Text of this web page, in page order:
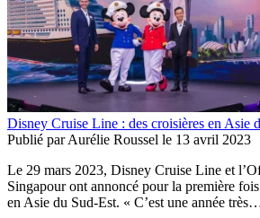
Disney Cruise Line : des croisières en Asie
Publié parAurélie Roussel le 13 avril 2023
Le 29 mars 2023, Disney Cruise Line et
Singapour ont annoncé pour la première
en Asie du Sud-Est. « C’est une année